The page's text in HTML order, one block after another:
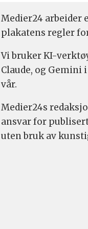
Medier24 arbeider
plakatens regler
Vi bruker KI-
Claude, og
vår.
Medier24s
ansvar for
uten bruk av